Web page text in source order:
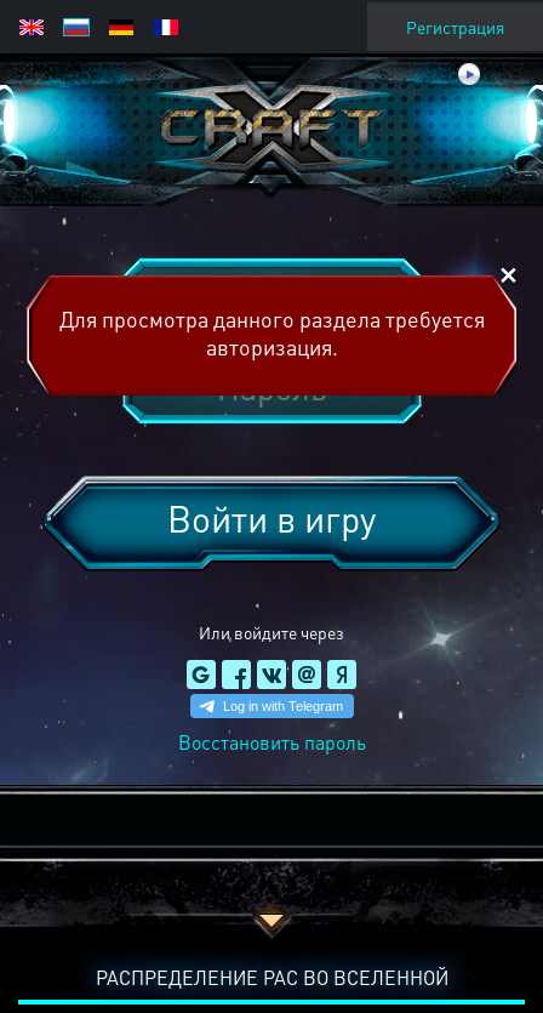
Регистрация
Или войдите через
Войти в игру
Восстановить пароль
Для просмотра данного раздела требуется
авторизация.
РАСПРЕДЕЛЕНИЕ РАС ВО ВСЕЛЕННОЙ